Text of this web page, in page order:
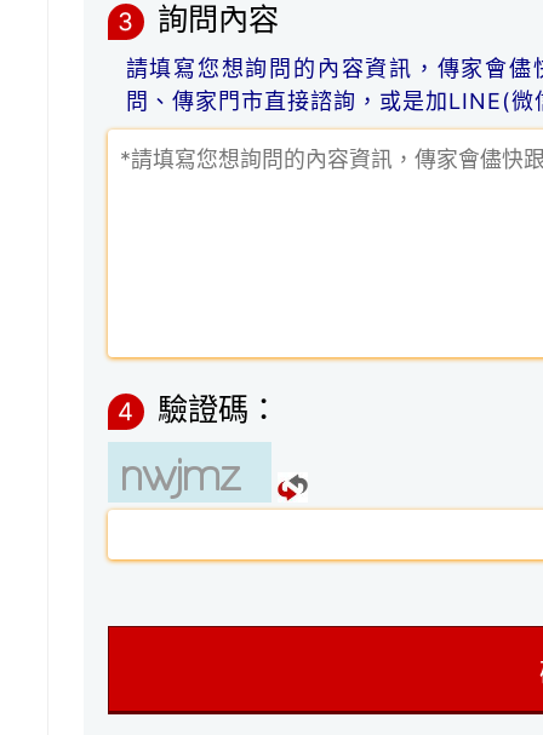
3 詢問內容
請填寫您想詢問的內容資訊，傳家會
問、傳家門市直接諮詢，或是加LINE(微
4 驗證碼：